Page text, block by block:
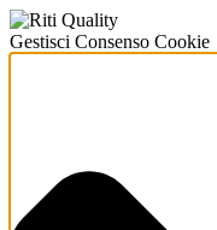
Gestisci Consenso Cookie